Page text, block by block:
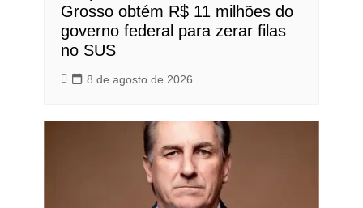
Grosso obtém R$ 11 milhões do
governo federal para zerar filas
no SUS
8 de agosto de 2026